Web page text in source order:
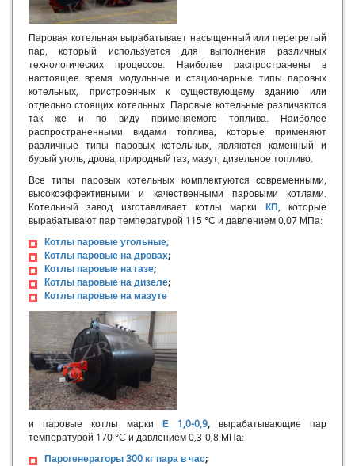
Эксплуатация разнотипного оборудования
Температура уходящих газов из котла
Эксплуатационные требования делающие работу котельной
установки надежной и экономичной. Температурный режим
отопительной котельной.
Парогенератор для производства
Водогрейные котлы работающие на самотяге
Отопительные котельные
Золоуловители
Дымовые трубы
Обслуживание дымовых труб
Котлы для бурого угля
Подготовка котельной и системы отпления к работе
Неполадки в работе котлов, их причины и методы
устранения
Шлакоудаление
Влияние накипи и сажи на теплопередачу в котле
Коэффициент полезного действия котла, работающего на
твердом топливе
Нагрузка котла и ее влияние на КПД
Общие принципы, делающие конструкцию котла экономичной
и надежной
Выбор дымососа
Процесс горения
Топливо для отопительных и производственных котельных и
процессы его грения
Как правильно подобрать котел по мощности
Паровая котельная вырабатывает насыщенный или перегретый
пар, который используется для выполнения различных
технологических процессов. Наиболее распространены в
настоящее время модульные и стационарные типы паровых
котельных, пристроенных к существующему зданию или
отдельно стоящих котельных. Паровые котельные различаются
так же и по виду применяемого топлива. Наиболее
распространенными видами топлива, которые применяют
различные типы паровых котельных, являются каменный и
бурый уголь, дрова, природный газ, мазут, дизельное топливо.
Все типы паровых котельных комплектуются современными,
высокоэффективными и качественными паровыми котлами.
Котельный завод изготавливает котлы марки КП , которые
вырабатывают пар температурой 115 °С и давлением 0,07 МПа:
Котлы паровые угольные;
Котлы паровые на дровах;
Котлы паровые на газе;
Котлы паровые на дизеле;
Котлы паровые на мазуте
и паровые котлы марки Е 1,0-0,9, вырабатывающие пар
температурой 170 °С и давлением 0,3-0,8 МПа:
Парогенераторы 300 кг пара в час;